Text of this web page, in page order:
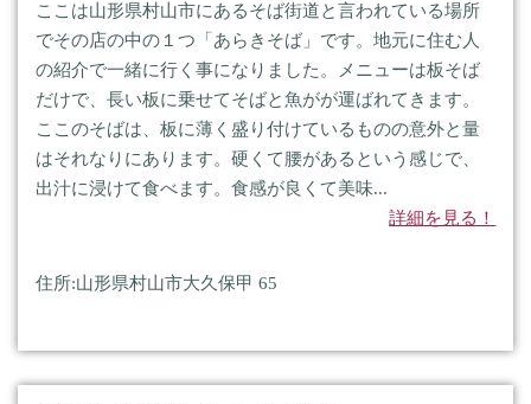
ここは山形県村山市にあるそば街道と言われている場所
でその店の中の１つ「あらきそば」です。地元に住む人
の紹介で一緒に行く事になりました。メニューは板そば
だけで、長い板に乗せてそばと魚がが運ばれてきます。
ここのそばは、板に薄く盛り付けているものの意外と量
はそれなりにあります。硬くて腰があるという感じで、
出汁に浸けて食べます。食感が良くて美味...
詳細を見る！
住所:山形県村山市大久保甲 65